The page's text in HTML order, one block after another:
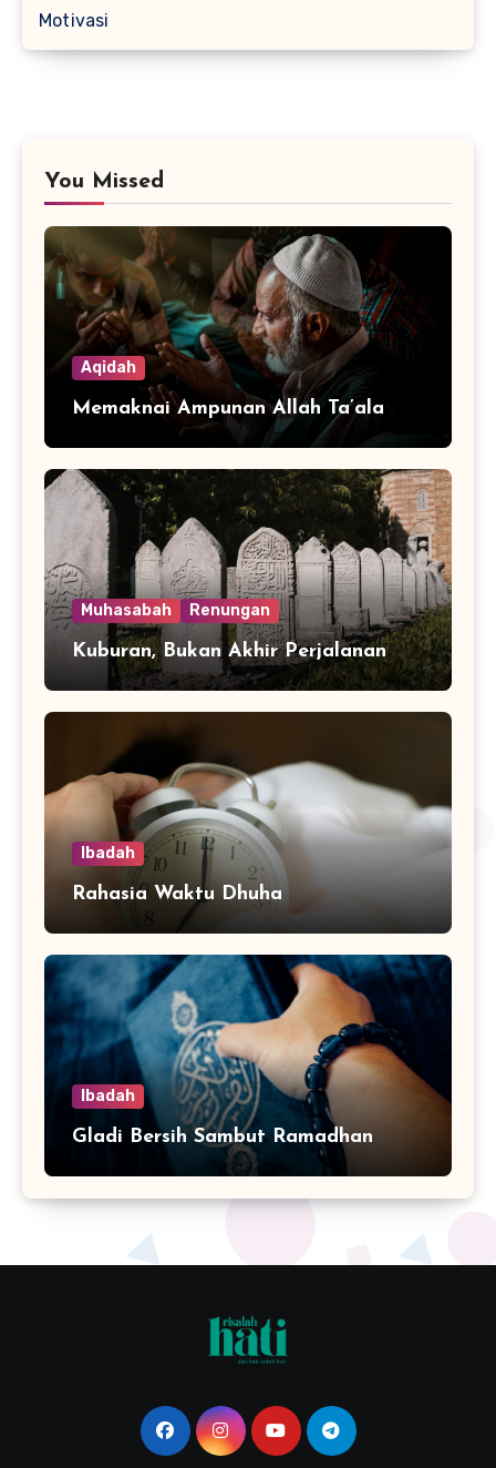
Motivasi
You Missed
Aqidah
Memaknai Ampunan Allah Ta’ala
Muhasabah Renungan
Kuburan, Bukan Akhir Perjalanan
Ibadah
Rahasia Waktu Dhuha
Ibadah
Gladi Bersih Sambut Ramadhan